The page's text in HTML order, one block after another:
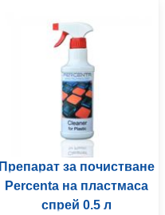
Препарат за почистване
Percenta на пластмаса
спрей 0.5 л